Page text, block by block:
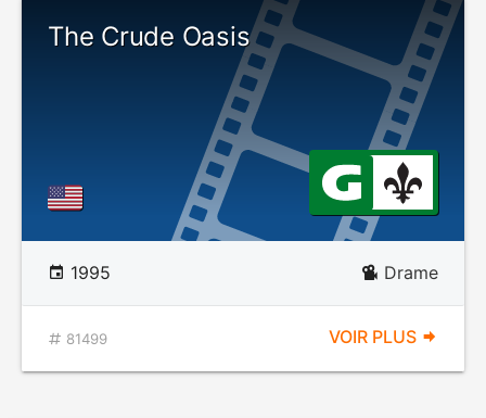
The Crude Oasis
1995 Drame
81499 VOIR PLUS